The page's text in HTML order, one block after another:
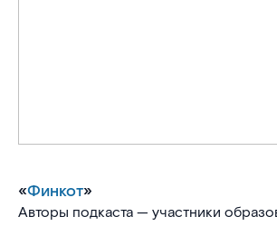
«Финкот»
Авторы подкаста — участники